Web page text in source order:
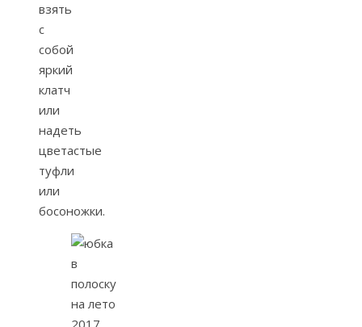
взять
с
собой
яркий
клатч
или
надеть
цветастые
туфли
или
босоножки.